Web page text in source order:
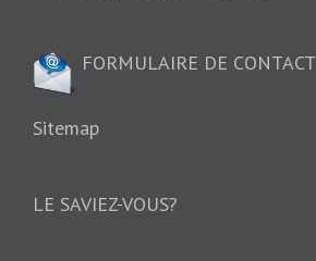
FORMULAIRE DE CONTACT
Sitemap
LE SAVIEZ-VOUS?